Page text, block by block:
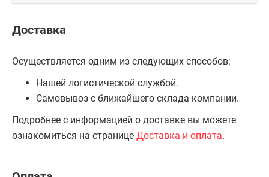
Доставка
Осуществляется одним из следующих способов:
Нашей логистической службой.
Самовывоз с ближайшего склада компании.
Подробнее с информацией о доставке вы можете
ознакомиться на странице Доставка и оплата.